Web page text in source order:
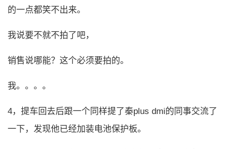
的一点都笑不出来。
我说要不就不拍了吧，
销售说哪能？这个必须要拍的。
我。。。。
4，提车回去后跟一个同样提了秦plus dmi的同事交流了
一下，发现他已经加装电池保护板。